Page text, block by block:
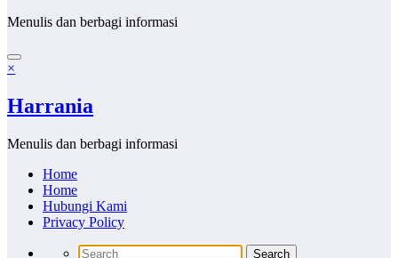
Menulis dan berbagi informasi
×
Harrania
Menulis dan berbagi informasi
Home
Home
Hubungi Kami
Privacy Policy